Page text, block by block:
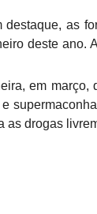
destaque, as
deste ano.
em março,
as drogas